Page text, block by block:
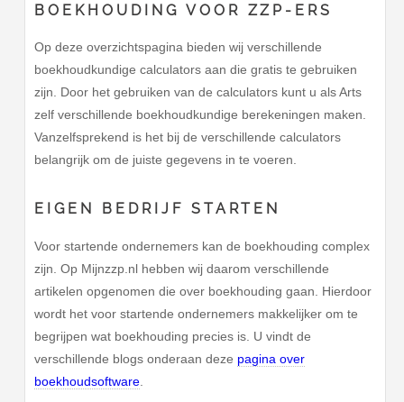
BOEKHOUDING VOOR ZZP-ERS
Op deze overzichtspagina bieden wij verschillende
boekhoudkundige calculators aan die gratis te gebruiken
zijn. Door het gebruiken van de calculators kunt u als Arts
zelf verschillende boekhoudkundige berekeningen maken.
Vanzelfsprekend is het bij de verschillende calculators
belangrijk om de juiste gegevens in te voeren.
EIGEN BEDRIJF STARTEN
Voor startende ondernemers kan de boekhouding complex
zijn. Op Mijnzzp.nl hebben wij daarom verschillende
artikelen opgenomen die over boekhouding gaan. Hierdoor
wordt het voor startende ondernemers makkelijker om te
begrijpen wat boekhouding precies is. U vindt de
verschillende blogs onderaan deze pagina over
boekhoudsoftware